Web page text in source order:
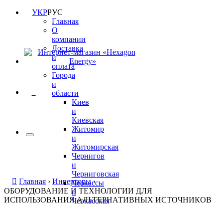
УКРРУС
Главная
О
компании
Доставка
и
оплата
Города
и
области
Киев
и
Киевская
Житомир
и
Житомирская
Чернигов
и
Черниговская
Черкассы
и
Черкасская
Главная › Инверторы›
ОБОРУДОВАНИЕ И ТЕХНОЛОГИИ ДЛЯ
ИСПОЛЬЗОВАНИЯ АЛЬТЕРНАТИВНЫХ ИСТОЧНИКОВ